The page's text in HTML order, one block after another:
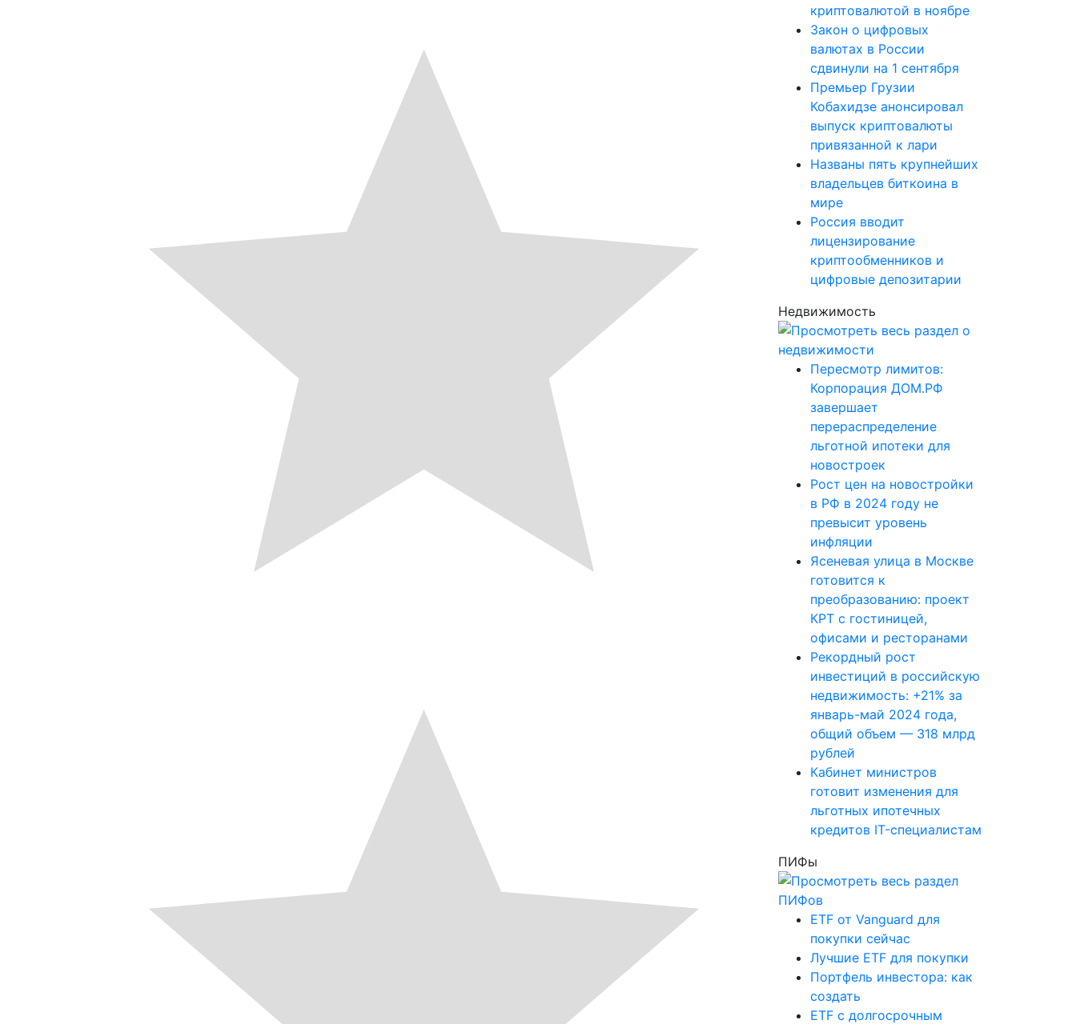
криптовалютой в ноябре
Закон о цифровых
валютах в России
сдвинули на 1 сентября
Премьер Грузии
Кобахидзе анонсировал
выпуск криптовалюты
привязанной к лари
Названы пять крупнейших
владельцев биткоина в
мире
Россия вводит
лицензирование
криптообменников и
цифровые депозитарии
Недвижимость
Пересмотр лимитов:
Корпорация ДОМ.РФ
завершает
перераспределение
льготной ипотеки для
новостроек
Рост цен на новостройки
в РФ в 2024 году не
превысит уровень
инфляции
Ясеневая улица в Москве
готовится к
преобразованию: проект
КРТ с гостиницей,
офисами и ресторанами
Рекордный рост
инвестиций в российскую
недвижимость: +21% за
январь-май 2024 года,
общий объем — 318 млрд
рублей
Кабинет министров
готовит изменения для
льготных ипотечных
кредитов IT-специалистам
ПИФы
ETF от Vanguard для
покупки сейчас
Лучшие ETF для покупки
Портфель инвестора: как
создать
ETF с долгосрочным